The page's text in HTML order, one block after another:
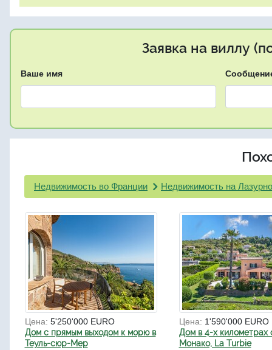
Заявка на виллу
Ваше имя
Недвижимость во Франции Недвижимость на
Цена: 5'250'000 EURO
Дом с прямым выходом к морю в
Теуль-сюр-Мер
Цена: 1'590'000 EURO
Дом в 4-х километрах
Монако, La Turbie